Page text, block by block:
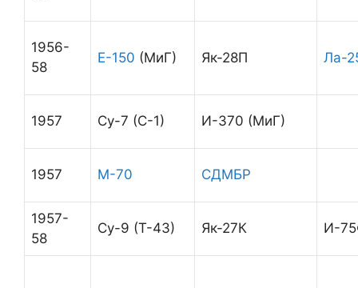
1956-
58
Е-150 (МиГ) Як-28П Ла-
1957 Су-7 (С-1) И-370 (МиГ)
1957 М-70 СДМБР
1957-
58
Су-9 (Т-43) Як-27К И-